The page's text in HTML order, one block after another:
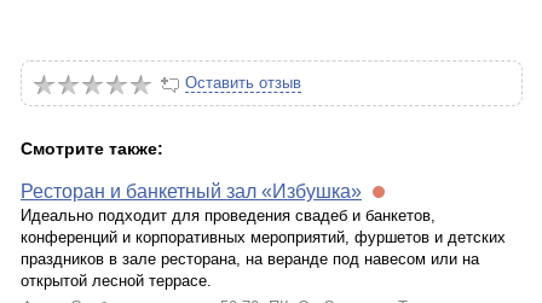
Оставить отзыв
Смотрите также:
Ресторан и банкетный зал «Избушка»
Идеально подходит для проведения свадеб и банкетов,
конференций и корпоративных мероприятий, фуршетов и детских
праздников в зале ресторана, на веранде под навесом или на
открытой лесной террасе.